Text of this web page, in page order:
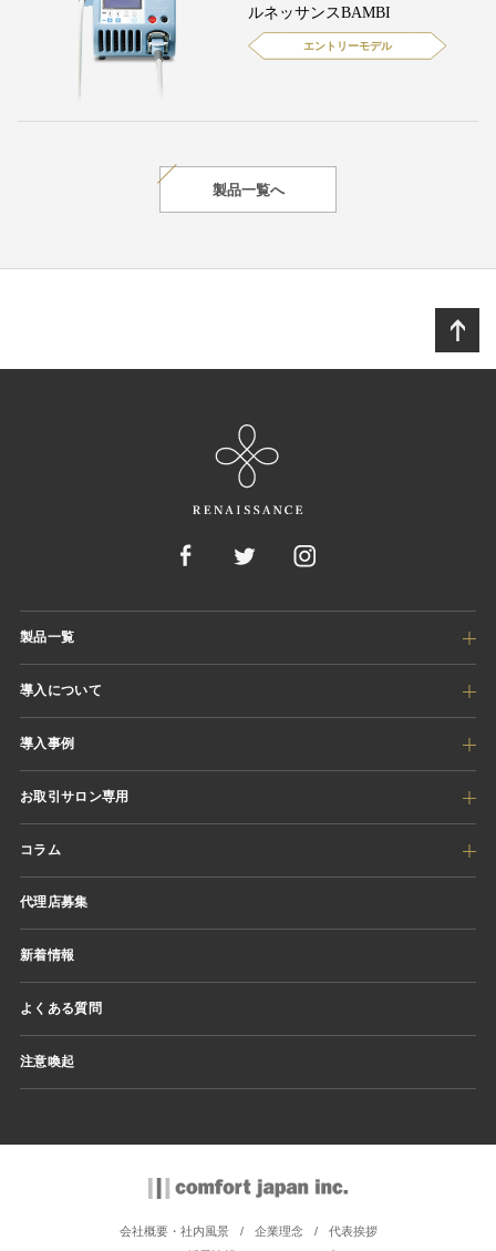
ルネッサンスBAMBI
エントリーモデル
製品一覧へ
製品一覧
導入について
導入事例
お取引サロン専用
コラム
代理店募集
新着情報
よくある質問
注意喚起
会社概要・社内風景 企業理念
代表挨拶